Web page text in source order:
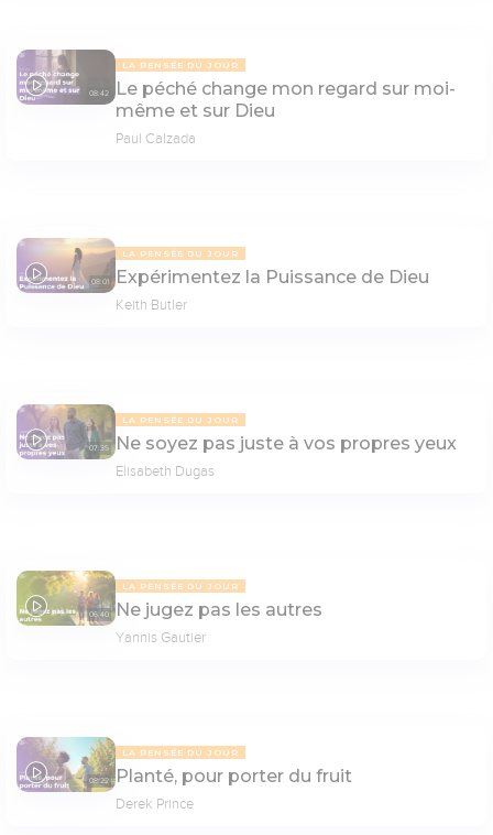
08:42
LA PENSÉE DU JOUR
Le péché change mon regard sur moi-
même et sur Dieu
Paul Calzada
08:01
LA PENSÉE DU JOUR
Expérimentez la Puissance de Dieu
Keith Butler
07:35
LA PENSÉE DU JOUR
Ne soyez pas juste à vos propres yeux
Elisabeth Dugas
06:40
LA PENSÉE DU JOUR
Ne jugez pas les autres
Yannis Gautier
08:22
LA PENSÉE DU JOUR
Planté, pour porter du fruit
Derek Prince